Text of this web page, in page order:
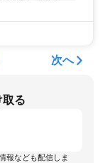
次へ
取る
報なども配信しま